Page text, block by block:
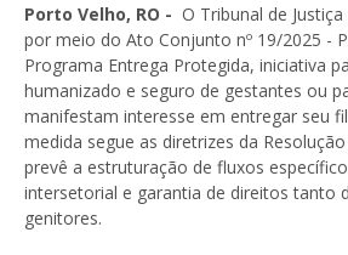
Porto Velho, RO - O Tribunal de
por meio do Ato Conjunto nº 19/2025 -
Programa Entrega Protegida, iniciativa
humanizado e seguro de gestantes ou
manifestam interesse em entregar seu
medida segue as diretrizes da Resolução
prevê a estruturação de fluxos
intersetorial e garantia de direitos tanto
genitores.